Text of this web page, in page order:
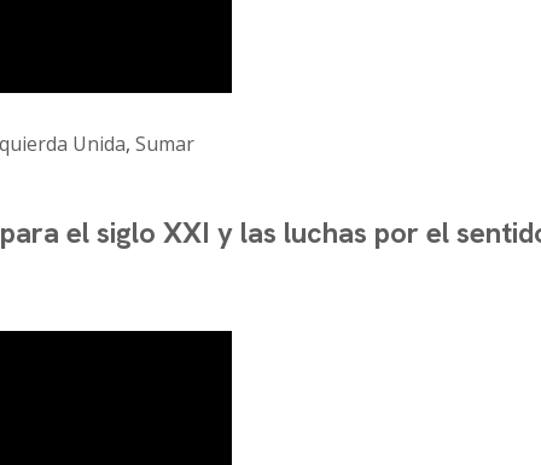
Unida, Sumar
el siglo XXI y las luchas por el